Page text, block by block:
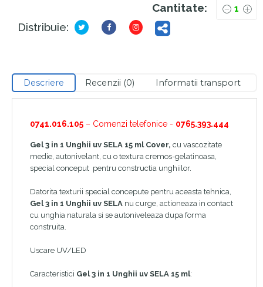
Cantitate:
Distribuie:
Descriere Recenzii (0) Informatii transport
0741.016.105 – Comenzi telefonice - 0765.393.444
Gel 3 in 1 Unghii uv SELA 15 ml Cover, cu vascozitate
medie, autonivelant, cu o textura cremos-gelatinoasa,
special conceput pentru constructia unghiilor.
Datorita texturii special concepute pentru aceasta tehnica,
Gel 3 in 1 Unghii uv SELA nu curge, actioneaza in contact
cu unghia naturala si se autoniveleaza dupa forma
construita.
Uscare UV/LED
Caracteristici Gel 3 in 1 Unghii uv SELA 15 ml: